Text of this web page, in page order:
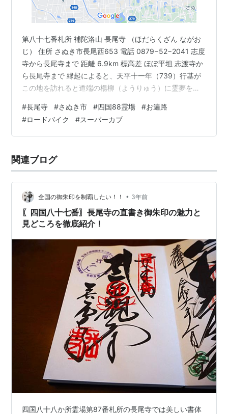
第八十七番札所 補陀洛山 長尾寺 （ほだらくざん ながお
じ） 住所 さぬき市長尾西653 電話 0879−52−2041 志度
寺から長尾寺まで 距離 6.9km 標高差 ほぼ平坦 志渡寺か
ら長尾寺まで 縁起によると、天平十一年（739）行基が
この地を訪れると道端の楊柳（ようりゅう）に霊夢を感
として安置する。その後、弘法大師がこの寺を訪れ、入
唐が成功するように年頭七夜に渡り護摩祈祷を修法、国
家安泰と五穀豊穣を祈願する。祈祷の七日目の夜、大師
これが毎年正月の七日の「大会陽（だいえよう）」の行
事として…
#長尾寺 #さぬき市 #四国88霊場 #お遍路
#ロードバイク #スーパーカブ
関連ブログ
全国の御朱印を制覇したい！！ • 3年前
〖四国八十七番〗長尾寺の直書き御朱印の魅力と
見どころを徹底紹介！
四国八十八か所霊場第87番札所の長尾寺では美しい書体